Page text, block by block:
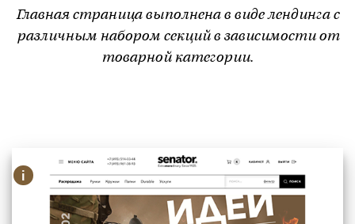
Главная страница выполнена в виде лендинга с
различным набором секций в зависимости от
товарной категории.
i
Хедер сайта (шапка)